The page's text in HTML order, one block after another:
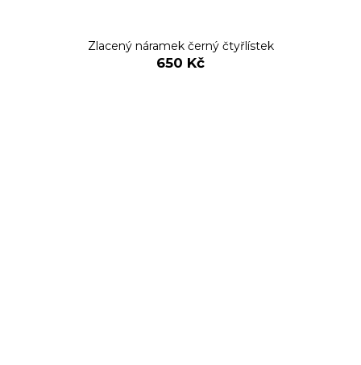
Zlacený náramek černý čtyřlístek
650 Kč